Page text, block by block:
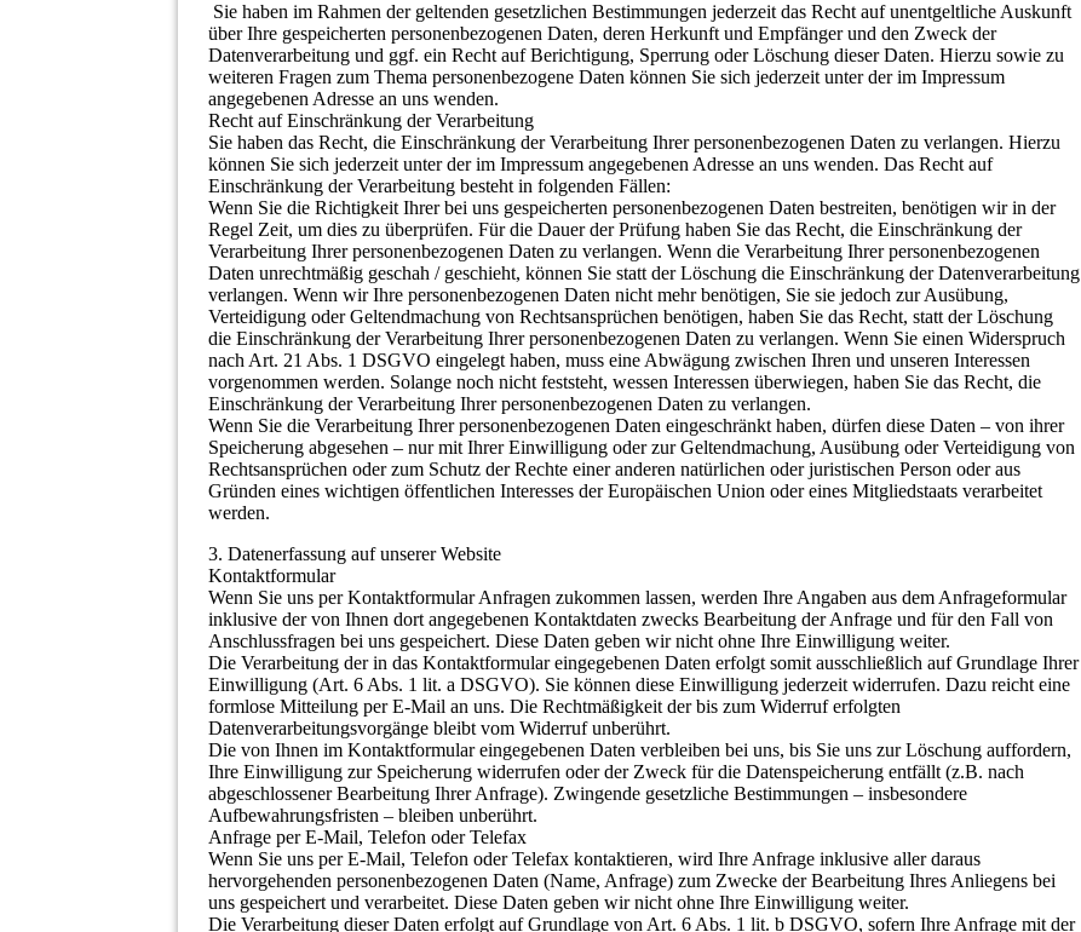
Sie haben im Rahmen der geltenden gesetzlichen Bestimmungen jederzeit das Recht auf unentgeltliche Auskunft
über Ihre gespeicherten personenbezogenen Daten, deren Herkunft und Empfänger und den Zweck der
Datenverarbeitung und ggf. ein Recht auf Berichtigung, Sperrung oder Löschung dieser Daten. Hierzu sowie zu
weiteren Fragen zum Thema personenbezogene Daten können Sie sich jederzeit unter der im Impressum
angegebenen Adresse an uns wenden.
Recht auf Einschränkung der Verarbeitung
Sie haben das Recht, die Einschränkung der Verarbeitung Ihrer personenbezogenen Daten zu verlangen. Hierzu
können Sie sich jederzeit unter der im Impressum angegebenen Adresse an uns wenden. Das Recht auf
Einschränkung der Verarbeitung besteht in folgenden Fällen:
Wenn Sie die Richtigkeit Ihrer bei uns gespeicherten personenbezogenen Daten bestreiten, benötigen wir in der
Regel Zeit, um dies zu überprüfen. Für die Dauer der Prüfung haben Sie das Recht, die Einschränkung der
Verarbeitung Ihrer personenbezogenen Daten zu verlangen. Wenn die Verarbeitung Ihrer personenbezogenen
Daten unrechtmäßig geschah / geschieht, können Sie statt der Löschung die Einschränkung der Datenverarbeitung
verlangen. Wenn wir Ihre personenbezogenen Daten nicht mehr benötigen, Sie sie jedoch zur Ausübung,
Verteidigung oder Geltendmachung von Rechtsansprüchen benötigen, haben Sie das Recht, statt der Löschung
die Einschränkung der Verarbeitung Ihrer personenbezogenen Daten zu verlangen. Wenn Sie einen Widerspruch
nach Art. 21 Abs. 1 DSGVO eingelegt haben, muss eine Abwägung zwischen Ihren und unseren Interessen
vorgenommen werden. Solange noch nicht feststeht, wessen Interessen überwiegen, haben Sie das Recht, die
Einschränkung der Verarbeitung Ihrer personenbezogenen Daten zu verlangen.
Wenn Sie die Verarbeitung Ihrer personenbezogenen Daten eingeschränkt haben, dürfen diese Daten – von ihrer
Speicherung abgesehen – nur mit Ihrer Einwilligung oder zur Geltendmachung, Ausübung oder Verteidigung von
Rechtsansprüchen oder zum Schutz der Rechte einer anderen natürlichen oder juristischen Person oder aus
Gründen eines wichtigen öffentlichen Interesses der Europäischen Union oder eines Mitgliedstaats verarbeitet
werden.
3. Datenerfassung auf unserer Website
Kontaktformular
Wenn Sie uns per Kontaktformular Anfragen zukommen lassen, werden Ihre Angaben aus dem Anfrageformular
inklusive der von Ihnen dort angegebenen Kontaktdaten zwecks Bearbeitung der Anfrage und für den Fall von
Anschlussfragen bei uns gespeichert. Diese Daten geben wir nicht ohne Ihre Einwilligung weiter.
Die Verarbeitung der in das Kontaktformular eingegebenen Daten erfolgt somit ausschließlich auf Grundlage Ihrer
Einwilligung (Art. 6 Abs. 1 lit. a DSGVO). Sie können diese Einwilligung jederzeit widerrufen. Dazu reicht eine
formlose Mitteilung per E-Mail an uns. Die Rechtmäßigkeit der bis zum Widerruf erfolgten
Datenverarbeitungsvorgänge bleibt vom Widerruf unberührt.
Die von Ihnen im Kontaktformular eingegebenen Daten verbleiben bei uns, bis Sie uns zur Löschung auffordern,
Ihre Einwilligung zur Speicherung widerrufen oder der Zweck für die Datenspeicherung entfällt (z.B. nach
abgeschlossener Bearbeitung Ihrer Anfrage). Zwingende gesetzliche Bestimmungen – insbesondere
Aufbewahrungsfristen – bleiben unberührt.
Anfrage per E-Mail, Telefon oder Telefax
Wenn Sie uns per E-Mail, Telefon oder Telefax kontaktieren, wird Ihre Anfrage inklusive aller daraus
hervorgehenden personenbezogenen Daten (Name, Anfrage) zum Zwecke der Bearbeitung Ihres Anliegens bei
uns gespeichert und verarbeitet. Diese Daten geben wir nicht ohne Ihre Einwilligung weiter.
Die Verarbeitung dieser Daten erfolgt auf Grundlage von Art. 6 Abs. 1 lit. b DSGVO, sofern Ihre Anfrage mit der